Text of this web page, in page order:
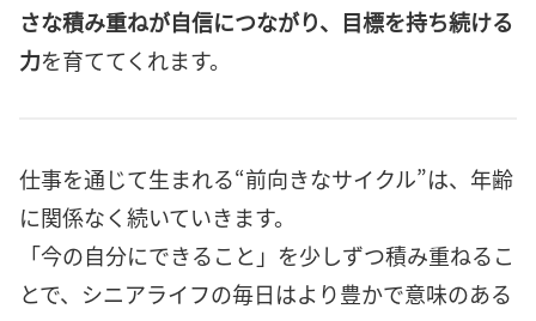
さな積み重ねが自信につながり、目標を持ち続ける
力を育ててくれます。
仕事を通じて生まれる“前向きなサイクル”は、年齢
に関係なく続いていきます。
「今の自分にできること」を少しずつ積み重ねるこ
とで、シニアライフの毎日はより豊かで意味のある